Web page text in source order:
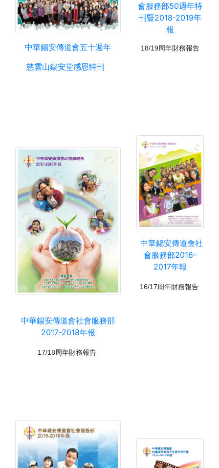
中華錫安傳道會五十週年
慈雲山錫安堂感恩特刊
會服務部50週年特
刊暨2018-2019年
報
18/19周年財務報告
中華錫安傳道會社會服務部
2017-2018年報
17/18周年財務報告
中華錫安傳道會社
會服務部2016-
2017年報
16/17周年財務報告